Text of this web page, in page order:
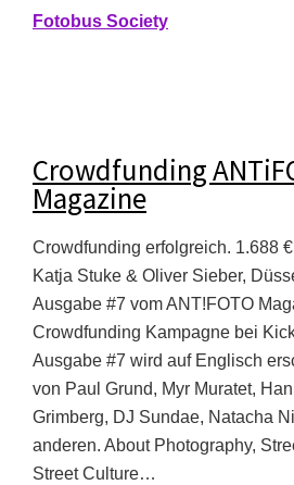
Fotobus Society
Crowdfunding
Magazine
Crowdfunding erfolgreich. 1.688
Katja Stuke & Oliver Sieber,
Ausgabe #7 vom ANT!FOTO
Crowdfunding Kampagne bei
Ausgabe #7 wird auf Englisch
von Paul Grund, Myr Muratet,
Grimberg, DJ Sundae, Natacha
anderen. About Photography,
Street Culture…